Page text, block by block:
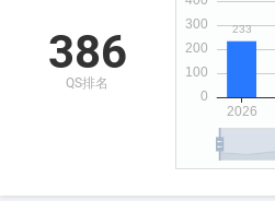
拉筹伯大学学校历史
拉筹伯大学(La Trobe University)始建
学之一，以其出色的教学水平和创新
伯大学被公认为是教学研究方面最活
而且，在过去的四年里，它也是政府
一。是一所在教学、科研和职业培训
386
QS排名